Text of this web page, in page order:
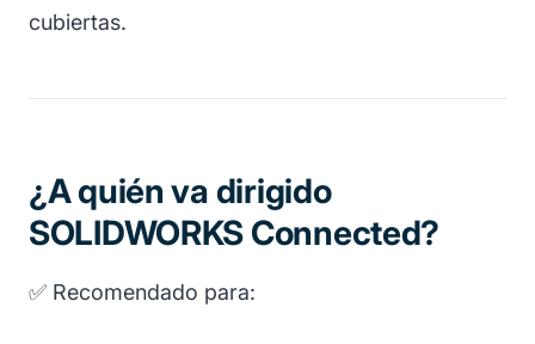
cubiertas.
¿A quién va dirigido
SOLIDWORKS Connected?
✅ Recomendado para: